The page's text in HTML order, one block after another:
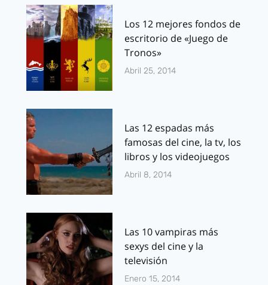
Los 12 mejores fondos de
escritorio de «Juego de
Tronos»
Abril 25, 2014
Las 12 espadas más
famosas del cine, la tv, los
libros y los videojuegos
Abril 8, 2014
Las 10 vampiras más
sexys del cine y la
televisión
Enero 15, 2014